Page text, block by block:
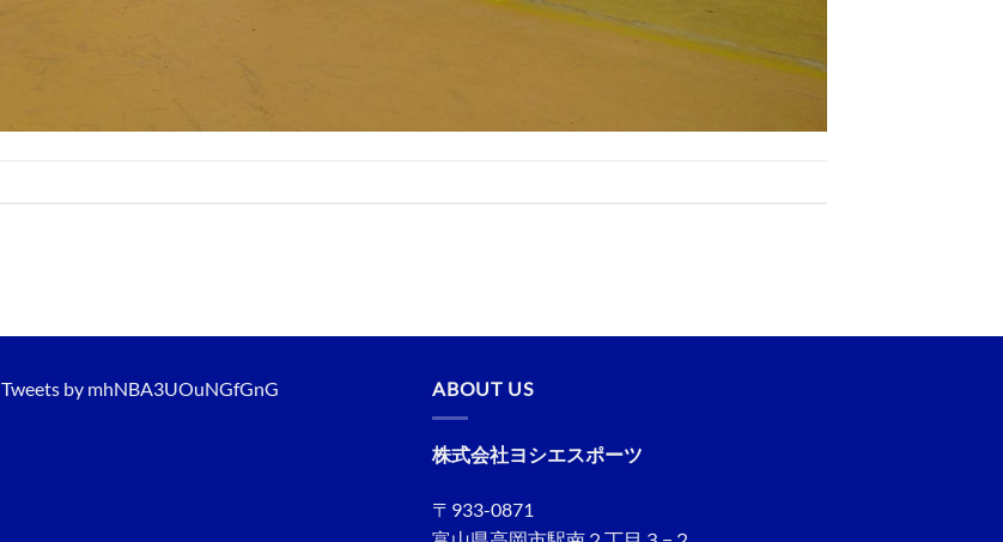
Tweets by mhNBA3UOuNGfGnG ABOUT US
株式会社ヨシエスポーツ
〒933-0871